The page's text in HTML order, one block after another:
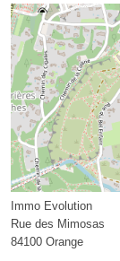
Immo Evolution
Rue des Mimosas
84100 Orange